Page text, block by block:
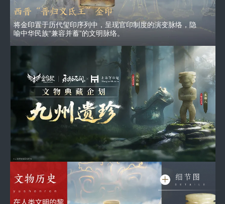
西晋“晋归义氐王”金印
将金印置于历代玺印序列中，呈现官印制度的演变脉络，隐
喻中华民族“兼容并蓄”的文明脉络。